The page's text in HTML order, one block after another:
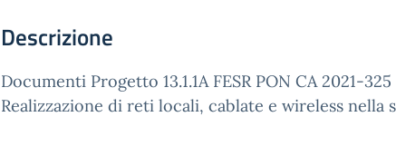
Descrizione
Documenti Progetto 13.1.1A FESR PON CA 2021-
Realizzazione di reti locali, cablate e wireless nella